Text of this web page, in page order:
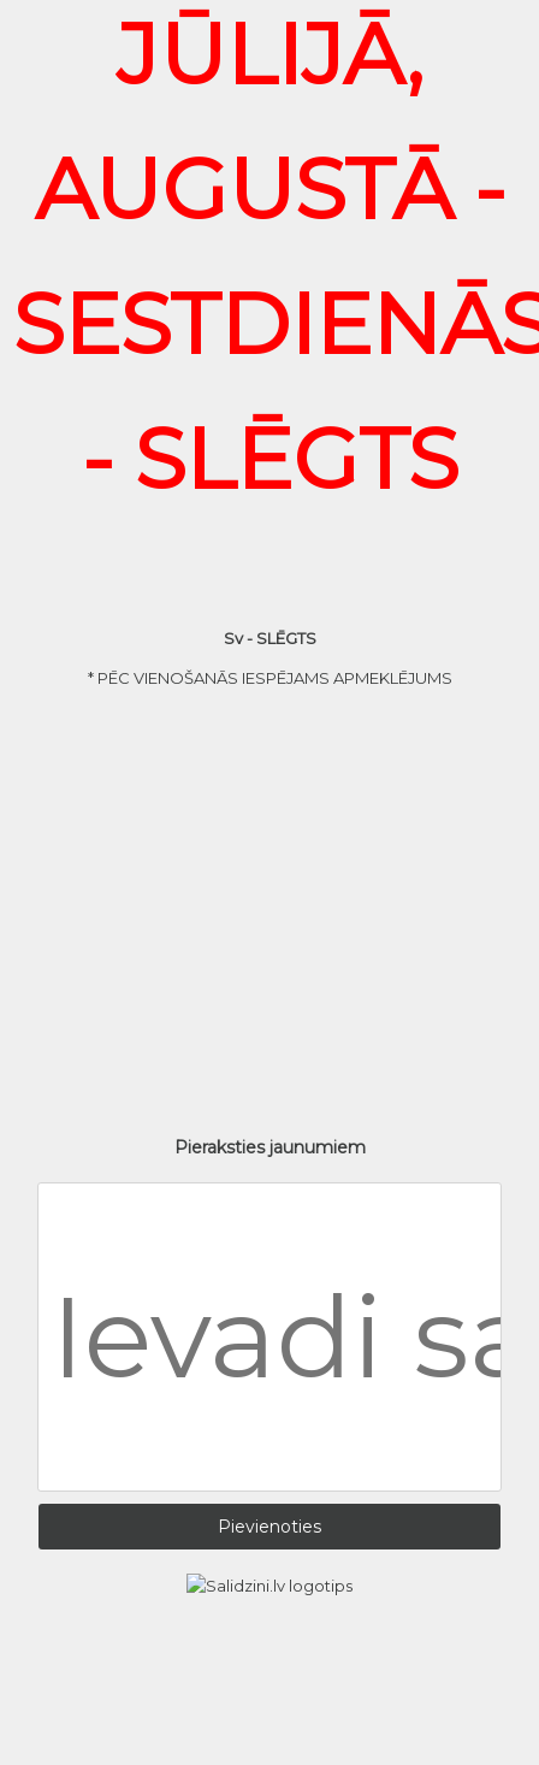
JŪLIJĀ,
AUGUSTĀ -
- SLĒGTS
Sv - SLĒGTS
* PĒC VIENOŠANĀS IESPĒJAMS APMEKLĒJUMS
Pieraksties jaunumiem